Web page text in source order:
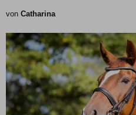
von Catharina